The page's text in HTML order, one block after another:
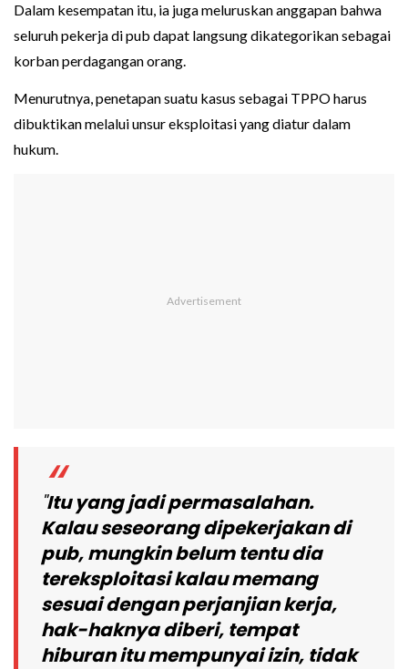
Dalam kesempatan itu, ia juga meluruskan anggapan bahwa
seluruh pekerja di pub dapat langsung dikategorikan sebagai
korban perdagangan orang.
Menurutnya, penetapan suatu kasus sebagai TPPO harus
dibuktikan melalui unsur eksploitasi yang diatur dalam
hukum.
"Itu yang jadi permasalahan.
Kalau seseorang dipekerjakan di
pub, mungkin belum tentu dia
tereksploitasi kalau memang
sesuai dengan perjanjian kerja,
hak-haknya diberi, tempat
hiburan itu mempunyai izin, tidak